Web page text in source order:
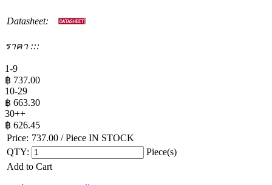
Datasheet:
ราคา :::
1-9
฿ 737.00
10-29
฿ 663.30
30++
฿ 626.45
Price: 737.00 / Piece IN STOCK
QTY:
Piece(s)
Add to Cart